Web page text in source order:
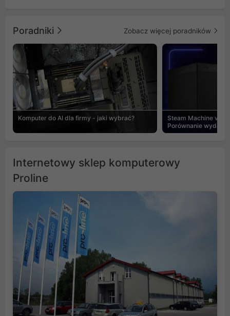
Poradniki Zobacz więcej poradników
Komputer do AI dla firmy - jaki wybrać?
Steam Machine vs
Porównanie
Internetowy sklep komputerowy
Proline